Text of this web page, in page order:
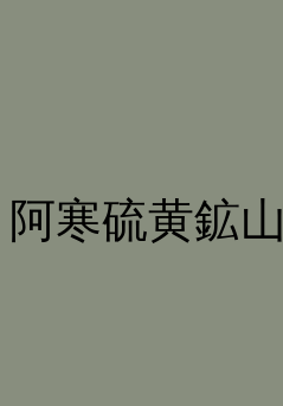
阿寒硫黄鉱山